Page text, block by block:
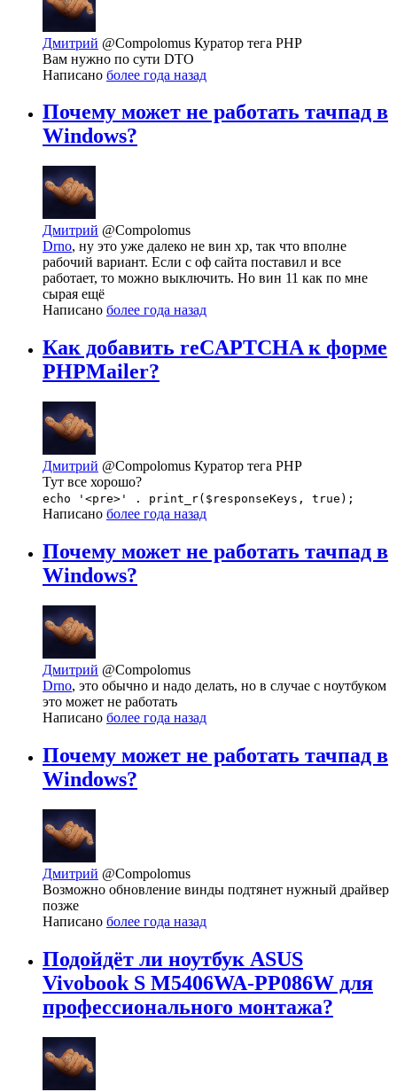
Дмитрий @Compolomus Куратор тега PHP
Вам нужно по сути DTO
Написано более года назад
Почему может не работать тачпад в
Windows?
Дмитрий @Compolomus
Drno, ну это уже далеко не вин хр, так что вполне
рабочий вариант. Если с оф сайта поставил и все
работает, то можно выключить. Но вин 11 как по мне
сырая ещё
Написано более года назад
Как добавить reCAPTCHA к форме
PHPMailer?
Дмитрий @Compolomus Куратор тега PHP
Тут все хорошо?
echo '<pre>' . print_r($responseKeys, true);
Написано более года назад
Почему может не работать тачпад в
Windows?
Дмитрий @Compolomus
Drno, это обычно и надо делать, но в случае с ноутбуком
это может не работать
Написано более года назад
Почему может не работать тачпад в
Windows?
Дмитрий @Compolomus
Возможно обновление винды подтянет нужный драйвер
позже
Написано более года назад
Подойдёт ли ноутбук ASUS
Vivobook S M5406WA-PP086W для
профессионального монтажа?